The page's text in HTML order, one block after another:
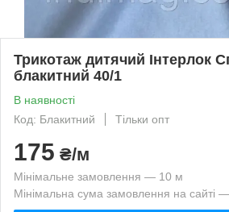
Трикотаж дитячий Інтерлок
блакитний 40/1
В наявності
Код: Блакитний
Тільки опт
175 ₴/м
Мінімальне замовлення — 10 м
Мінімальна сума замовлення на сайті